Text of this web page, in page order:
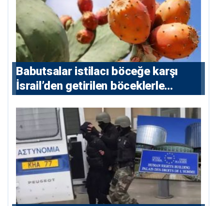
Babutsalar istilacı böceğe karşı
İsrail’den getirilen böceklerle